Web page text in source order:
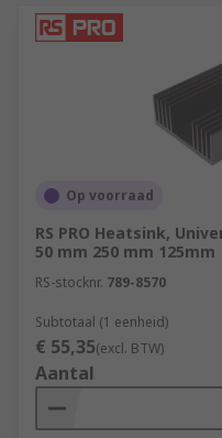
Op voorraad
RS PRO Heatsink,
50 mm 250 mm 125mm
RS-stocknr. 789-8570
Subtotaal (1 eenheid)
€ 55,35(excl. BTW)
Aantal